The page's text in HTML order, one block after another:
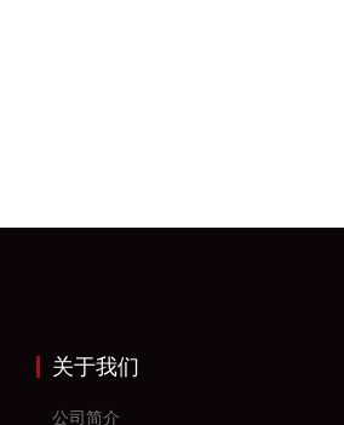
关于我们
公司简介